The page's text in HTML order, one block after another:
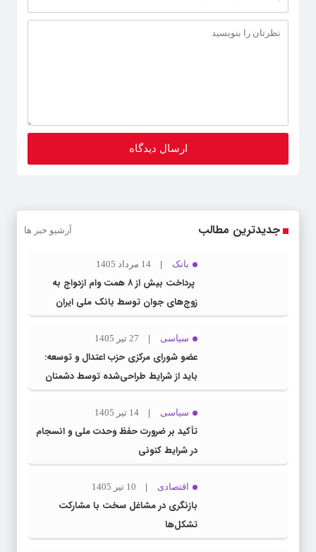
جدیدترین مطالب آرشیو خبر ها
بانک 14 مرداد 1405
پرداخت بیش از ۸ همت وام ازدواج به
زوج‌های جوان توسط بانک ملی ایران
سیاسی 27 تیر 1405
عضو شورای مرکزی حزب اعتدال و توسعه:
باید از شرایط طراحی‌شده توسط دشمنان
عبور کنیم
سیاسی 14 تیر 1405
تأکید بر ضرورت حفظ وحدت ملی و انسجام
در شرایط کنونی
اقتصادی 10 تیر 1405
بازنگری در مشاغل سخت با مشارکت
تشکل‌ها